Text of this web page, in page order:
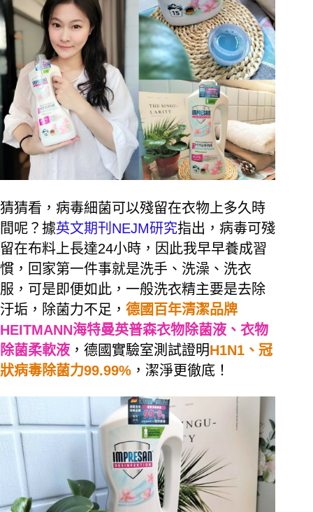
猜猜看，病毒細菌可以殘留在衣物上多久時
間呢？據英文期刊NEJM研究指出，病毒可殘
留在布料上長達24小時，因此我早早養成習
慣，回家第一件事就是洗手、洗澡、洗衣
服，可是即便如此，一般洗衣精主要是去除
汙垢，除菌力不足， 德國百年清潔品牌
HEITMANN海特曼英普森衣物除菌液、衣物
除菌柔軟液，德國實驗室測試證明H1N1、冠
狀病毒除菌力99.99% ，潔淨更徹底！